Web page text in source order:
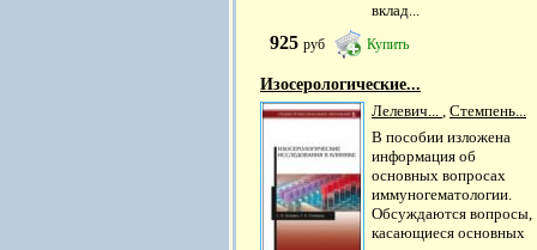
вклад...
925 руб Купить
Изосерологические...
Лелевич... , Стемпень...
В пособии изложена
информация об
основных вопросах
иммуногематологии.
Обсуждаются вопросы,
касающиеся основных